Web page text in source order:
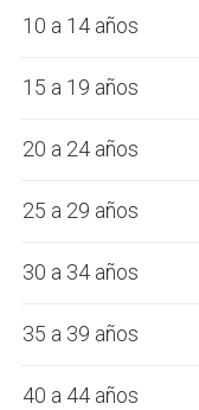
10 a 14 años
15 a 19 años
20 a 24 años
25 a 29 años
30 a 34 años
35 a 39 años
40 a 44 años